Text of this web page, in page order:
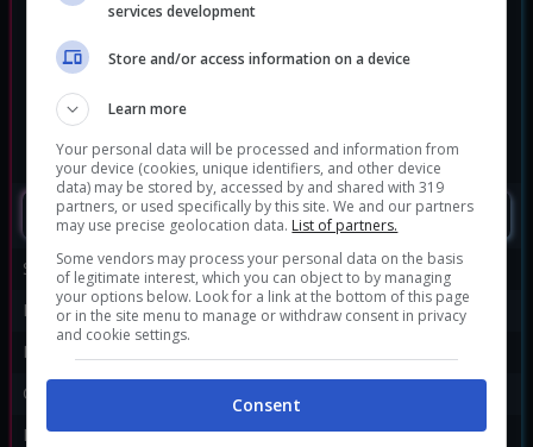
SEGUIMI
Sviluppatore:
Team Cherry
Publisher:
Team Cherry
Disponibile per:
Genere:
Data di rilascio:
04/09/2025
services development
Store and/or access information on a device
Learn more
Your personal data will be processed and information from
your device (cookies, unique identifiers, and other device
data) may be stored by, accessed by and shared with 319
partners, or used specifically by this site. We and our partners
may use precise geolocation data. List of partners.
Some vendors may process your personal data on the basis
of legitimate interest, which you can object to by managing
your options below. Look for a link at the bottom of this page
or in the site menu to manage or withdraw consent in privacy
and cookie settings.
Consent